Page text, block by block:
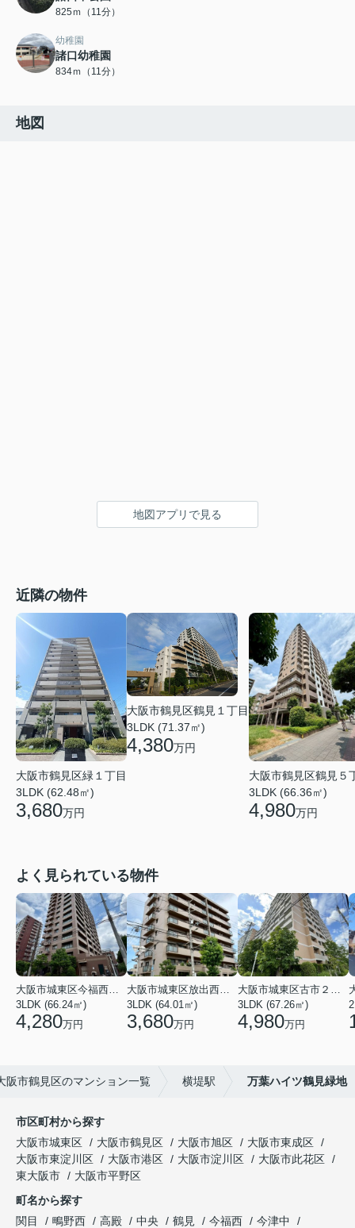
825ｍ（11分）
幼稚園
諸口幼稚園
834ｍ（11分）
地図
地図アプリで見る
近隣の物件
大阪市鶴見区緑１丁目
3LDK (62.48㎡)
3,680万円
大阪市鶴見区鶴見１丁目
3LDK (71.37㎡)
4,380万円
大阪市鶴見区鶴見５
3LDK (66.36㎡)
4,980万円
よく見られている物件
3LDK (66.24㎡)
4,280万円
3LDK (64.01㎡)
3,680万円
3LDK (67.26㎡)
4,980万円
阪市鶴見区のマンション一覧 横堤駅 万葉ハイツ鶴見緑地
市区町村から探す
大阪市城東区
大阪市鶴見区 大阪市旭区
大阪市東成区
大阪市東淀川区
大阪市港区 大阪市淀川区
大阪市此花区
東大阪市
大阪市平野区
町名から探す
関目
鴫野西 高殿 中央 鶴見 今福西
今津中